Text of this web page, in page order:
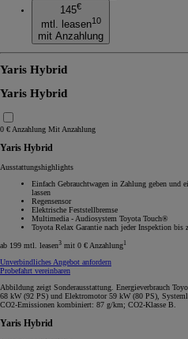
145€
mtl. leasen10
mit Anzahlung
Yaris Hybrid
Yaris Hybrid
0 € Anzahlung Mit Anzahlung
Yaris Hybrid
Ausstattungshighlights
Einfach Gebrauchtwagen in Zahlung geben und
lassen
Regensensor
Elektrische Feststellbremse
Multimedia - Audiosystem Toyota Touch®
Toyota Relax Garantie nach jeder Inspektion bis
ab 199 mtl. leasen3 mit 0 € Anzahlung1
Unverbindliches Angebot anfordern
Probefahrt vereinbaren
Abbildung zeigt Sonderausstattung. Energieverbrauch
68 kW (92 PS) und Elektromotor 59 kW (80 PS),
CO2-Emissionen kombiniert: 87 g/km; CO2-Klasse B.
Yaris Hybrid